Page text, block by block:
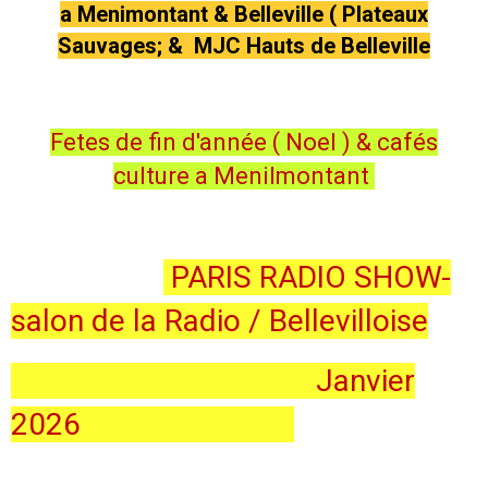
a Menimontant & Belleville ( Plateaux
Sauvages; & MJC Hauts de Belleville
Fetes de fin d'année ( Noel ) & cafés
culture a Menilmontant
PARIS RADIO SHOW-
salon de la Radio / Bellevilloise
Janvier
2026